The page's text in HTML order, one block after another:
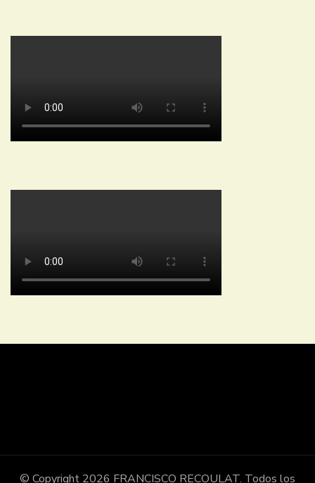
© Copyright 2026 FRANCISCO RECOULAT. Todos los